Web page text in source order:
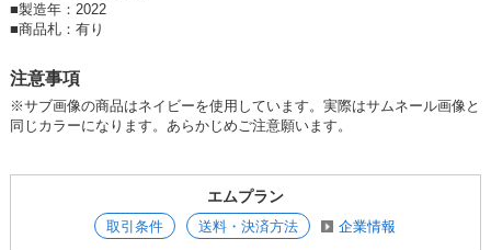
■製造年：2022
■商品札：有り
注意事項
※サブ画像の商品はネイビーを使用しています。実際はサムネール画像と
同じカラーになります。あらかじめご注意願います。
エムプラン
取引条件 送料・決済方法 企業情報